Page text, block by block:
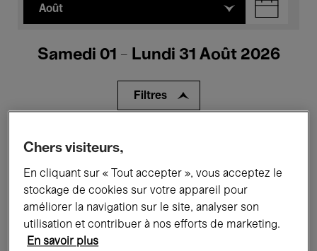
Août
Samedi 01 - Lundi 31 Août 2026
Filtres
Tous les événements
Expositions Films Performances
Rencontres & Débats Jazz
Musique classique
Chers visiteurs,
En cliquant sur « Tout accepter », vous acceptez le
stockage de cookies sur votre appareil pour
améliorer la navigation sur le site, analyser son
utilisation et contribuer à nos efforts de marketing.
En savoir plus